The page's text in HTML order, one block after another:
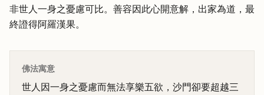
非世人一身之憂慮可比。善容因此心開意解，出家為道，最
終證得阿羅漢果。
佛法寓意
世人因一身之憂慮而無法享樂五欲，沙門卻要超越三